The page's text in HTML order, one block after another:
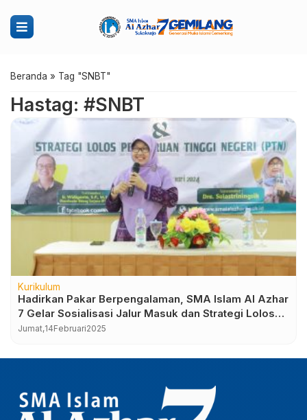
Beranda » Tag "SNBT"
Hastag: #SNBT
Kurikulum
Hadirkan Pakar Berpengalaman, SMA Islam Al Azhar
7 Gelar Sosialisasi Jalur Masuk dan Strategi Lolos
PTN 2025
Jumat,14Februari2025